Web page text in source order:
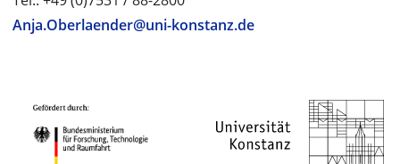
Anja.Oberlaender@uni-konstanz.de